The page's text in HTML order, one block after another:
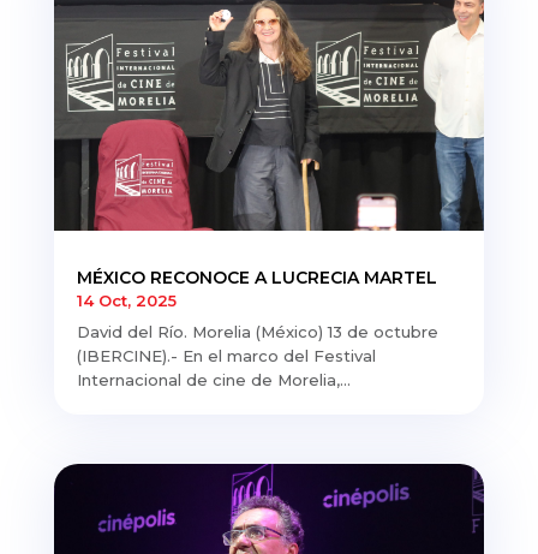
MÉXICO RECONOCE A LUCRECIA MARTEL
14 Oct, 2025
David del Río. Morelia (México) 13 de octubre
(IBERCINE).- En el marco del Festival
Internacional de cine de Morelia,...